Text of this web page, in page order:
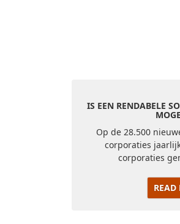
IS EEN RENDABELE
Op de 28.500
corporaties
corporaties
READ